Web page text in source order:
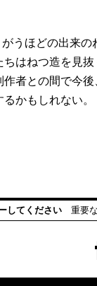
うほどの出来の
はねつ造を見抜
者との間で今後
かもしれない。
してください 重要